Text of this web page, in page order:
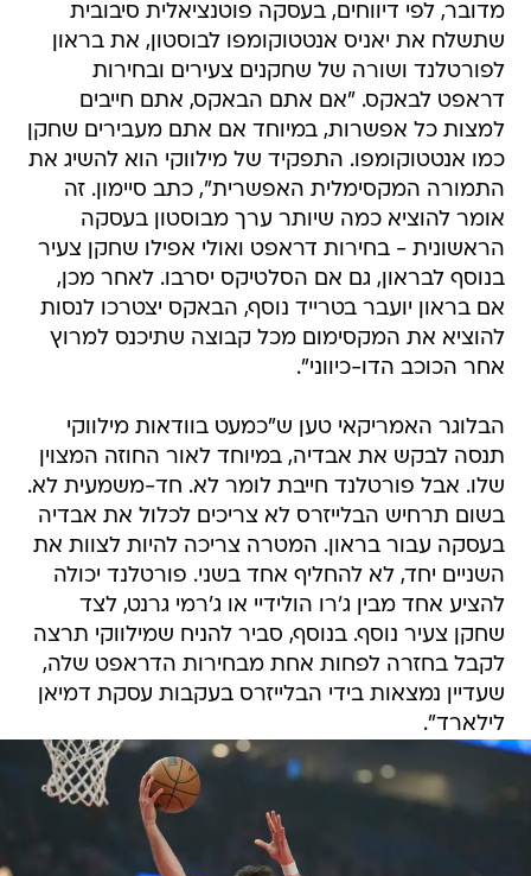
מדובר, לפי דיווחים, בעסקה פוטנציאלית סיבובית
שתשלח את יאניס אנטטוקומפו לבוסטון, את בראון
לפורטלנד ושורה של שחקנים צעירים ובחירות
דראפט לבאקס. "אם אתם הבאקס, אתם חייבים
למצות כל אפשרות, במיוחד אם אתם מעבירים שחקן
כמו אנטטוקומפו. התפקיד של מילווקי הוא להשיג את
התמורה המקסימלית האפשרית", כתב סיימון. זה
אומר להוציא כמה שיותר ערך מבוסטון בעסקה
הראשונית - בחירות דראפט ואולי אפילו שחקן צעיר
בנוסף לבראון, גם אם הסלטיקס יסרבו. לאחר מכן,
אם בראון יועבר בטרייד נוסף, הבאקס יצטרכו לנסות
להוציא את המקסימום מכל קבוצה שתיכנס למרוץ
אחר הכוכב הדו-כיווני".
הבלוגר האמריקאי טען ש"כמעט בוודאות מילווקי
תנסה לבקש את אבדיה, במיוחד לאור החוזה המצוין
שלו. אבל פורטלנד חייבת לומר לא. חד-משמעית לא.
בשום תרחיש הבלייזרס לא צריכים לכלול את אבדיה
בעסקה עבור בראון. המטרה צריכה להיות לצוות את
השניים יחד, לא להחליף אחד בשני. פורטלנד יכולה
להציע אחד מבין ג'רו הולידיי או ג'רמי גרנט, לצד
שחקן צעיר נוסף. בנוסף, סביר להניח שמילווקי תרצה
לקבל בחזרה לפחות אחת מבחירות הדראפט שלה,
שעדיין נמצאות בידי הבלייזרס בעקבות עסקת דמיאן
לילארד".